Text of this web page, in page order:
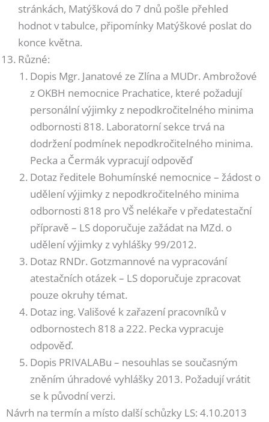
stránkách, Matýšková do 7 dnů pošle přehled
hodnot v tabulce, připomínky Matýškové poslat do
konce května.
Různé:
Dopis Mgr. Janatové ze Zlína a MUDr. Ambrožové
z OKBH nemocnice Prachatice, které požadují
personální výjimky z nepodkročitelného minima
odbornosti 818. Laboratorní sekce trvá na
dodržení podmínek nepodkročitelného minima.
Pecka a Čermák vypracují odpověď
Dotaz ředitele Bohumínské nemocnice – žádost o
udělení výjimky z nepodkročitelného minima
odbornosti 818 pro VŠ nelékaře v předatestační
přípravě – LS doporučuje zažádat na MZd. o
udělení výjimky z vyhlášky 99/2012.
Dotaz RNDr. Gotzmannové na vypracování
atestačních otázek – LS doporučuje zpracovat
pouze okruhy témat.
Dotaz ing. Vališové k zařazení pracovníků v
odbornostech 818 a 222. Pecka vypracuje
odpověď.
Dopis PRIVALABu – nesouhlas se současným
zněním úhradové vyhlášky 2013. Požadují vrátit
se k původní verzi.
Návrh na termín a místo další schůzky LS: 4.10.2013